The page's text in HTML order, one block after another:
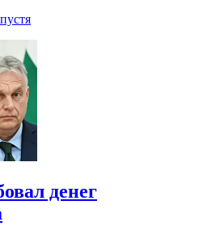
денег